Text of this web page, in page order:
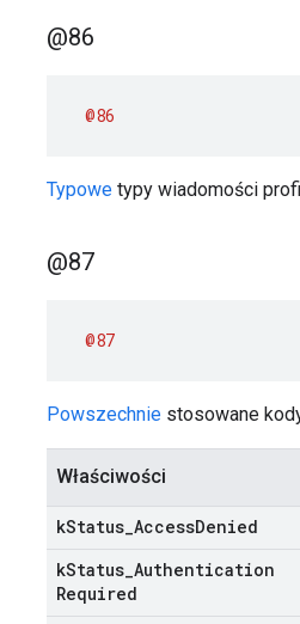
@86
@86
Typowe typy wiadomości
@87
@87
Powszechnie stosowane
Właściwości
kStatus AccessDenied
kStatus Authentication
Required